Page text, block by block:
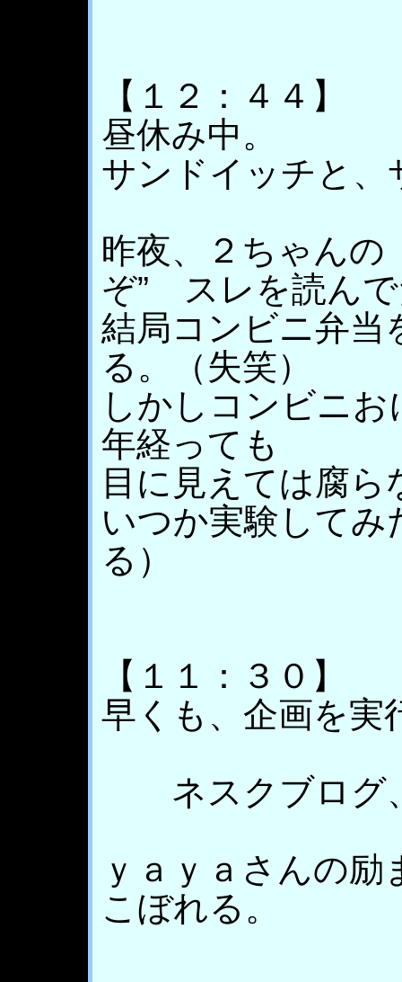
【１２：４４】
昼休み中。
サンドイッチと、
昨夜、２ちゃん
ぞ” スレを読ん
結局コンビニ弁当
る。（失笑）
しかしコンビニ
年経っても
目に見えては腐
いつか実験してみ
る）
【１１：３０】
早くも、企画を
ネスクブログ
ｙａｙａさんの
こぼれる。